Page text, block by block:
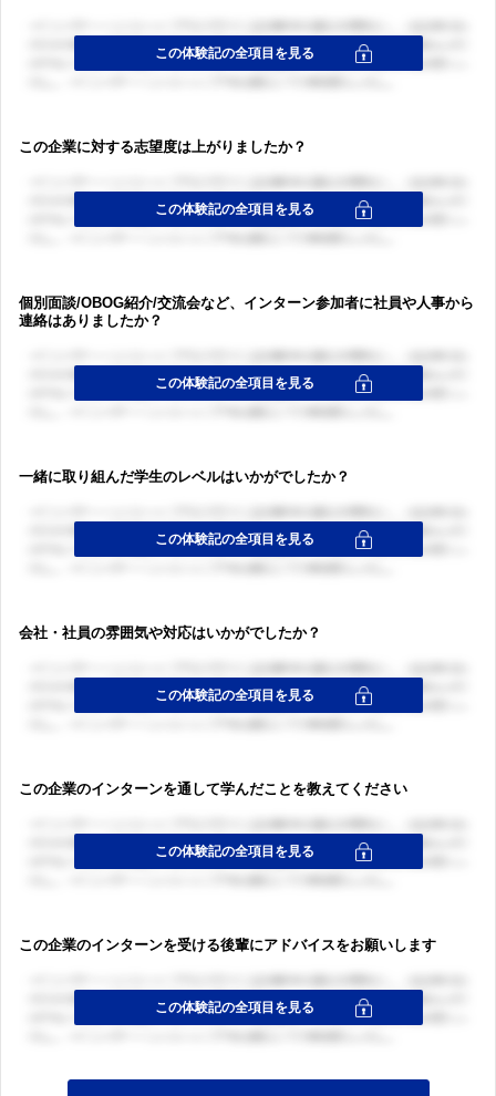
この企業に対する志望度は上がりましたか？
個別面談/OBOG紹介/交流会など、インターン参加者に社員や人事から
連絡はありましたか？
一緒に取り組んだ学生のレベルはいかがでしたか？
会社・社員の雰囲気や対応はいかがでしたか？
この企業のインターンを通して学んだことを教えてください
この企業のインターンを受ける後輩にアドバイスをお願いします
ログイン・会員登録